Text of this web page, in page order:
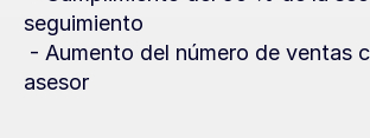
seguimiento
asesor